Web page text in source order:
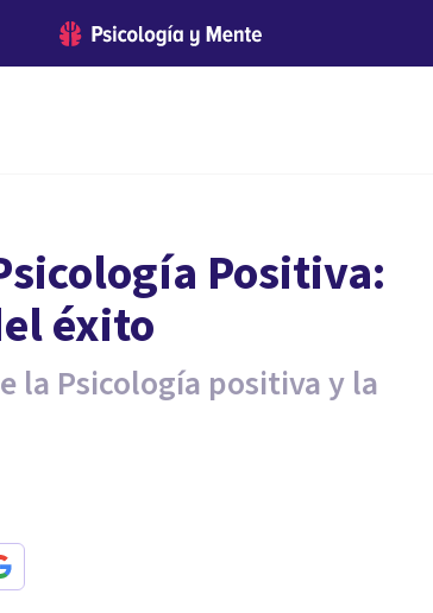
Positiva:
éxito
la Psicología positiva y la